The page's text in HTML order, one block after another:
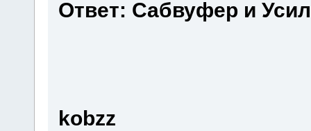
Ответ: Сабвуфер и
kobzz